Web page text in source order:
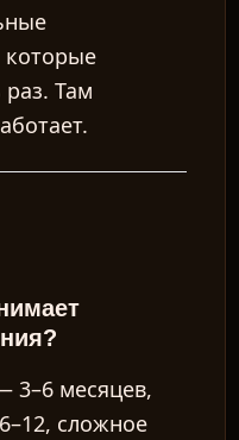
которые
раз. Там
3–6 месяцев,
сложное